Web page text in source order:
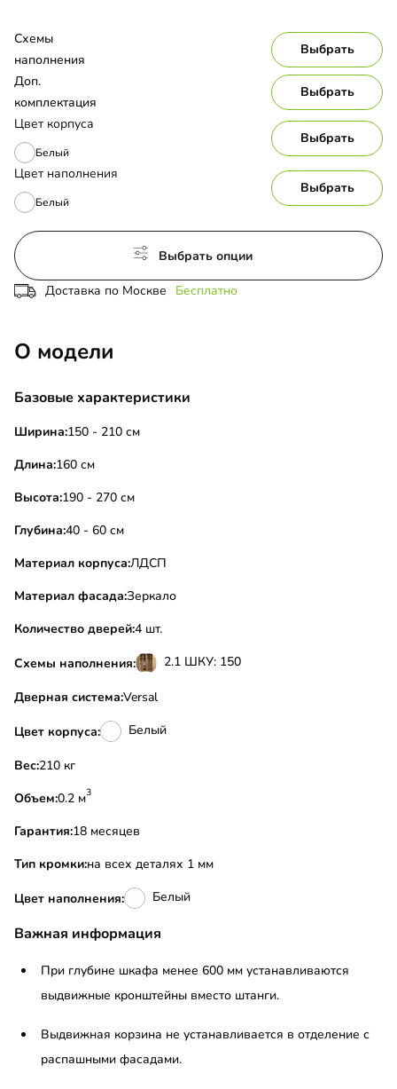
Цвет корпуса
Белый
Выбрать
Цвет наполнения
Белый
Выбрать
Схемы
наполнения
Выбрать
Доп.
комплектация
Выбрать
Выбрать опции
Доставка по Москве Бесплатно
О модели
Базовые характеристики
Ширина:150 - 210 см
Длина:160 см
Высота:190 - 270 см
Глубина:40 - 60 см
Материал корпуса:ЛДСП
Материал фасада:Зеркало
Количество дверей:4 шт.
Схемы наполнения: 2.1 ШКУ: 150
Дверная система:Versal
Цвет корпуса: Белый
Вес:
210 кг
Объем:
0.2 м3
Гарантия:18 месяцев
Тип кромки:на всех деталях 1 мм
Цвет наполнения: Белый
Важная информация
При глубине шкафа менее 600 мм устанавливаются
выдвижные кронштейны вместо штанги.
Выдвижная корзина не устанавливается в отделение с
распашными фасадами.